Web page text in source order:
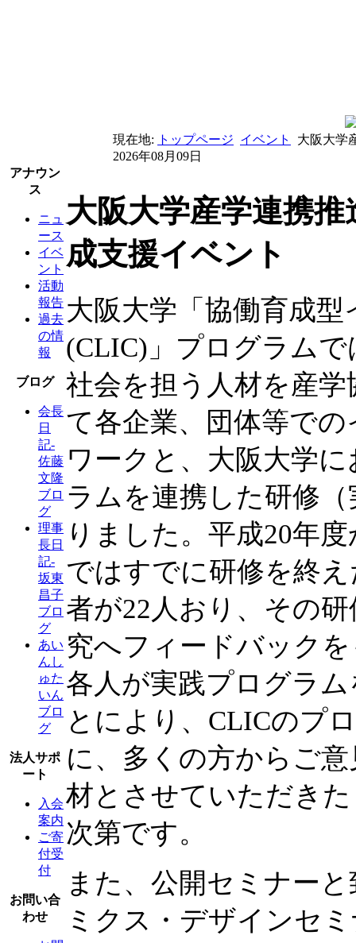
現在地: トップページ イベント
大阪大学
2026年08月09日
アナウン
ス
ニュ
ース
イベ
ント
活動
報告
過去
の情
報
ブログ
会長
日
記-
佐藤
文隆
ブロ
グ
理事
長日
記-
坂東
昌子
ブロ
グ
あい
んし
ゅた
いん
ブロ
グ
法人サポ
ート
入会
案内
ご寄
付受
付
お問い合
わせ
大阪大学産学連携
成支援イベント
大阪大学「協働育成
(CLIC)」プログラム
社会を担う人材を産
て各企業、団体等で
ワークと、大阪大学
ラムを連携した研修
りました。平成20年
ではすでに研修を終
者が22人おり、その
究へフィードバック
各人が実践プログラ
とにより、CLICのプ
に、多くの方からご
材とさせていただき
次第です。
また、公開セミナー
ミクス・デザインセ